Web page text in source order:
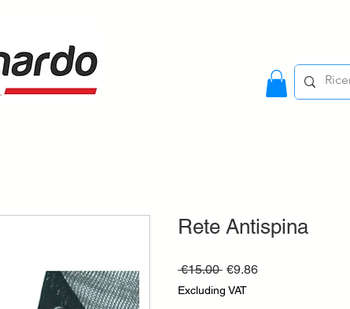
Rete Antispina
€15.00 Regular
Price
€9.86Sale
Excluding VAT